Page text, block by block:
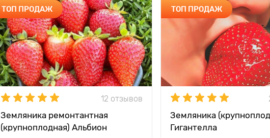
ТОП ПРОДАЖ
12 отзывов
Земляника ремонтантная
(крупноплодная) Альбион
ТОП ПРОДАЖ
Земляника
Гигантелла